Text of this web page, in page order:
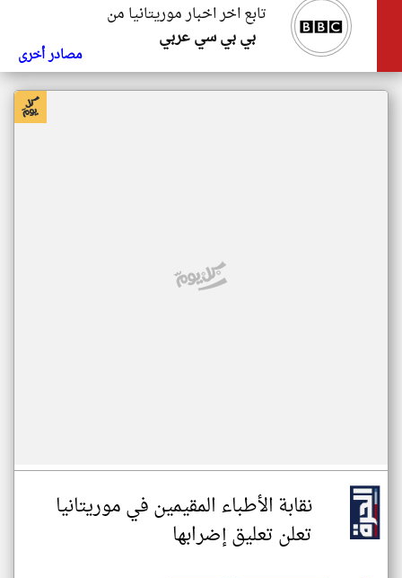
تابع اخر اخبار موريتانيا من
بي بي سي عربي
مصادر أخرى
نقابة الأطباء المقيمين في موريتانيا
تعلن تعليق إضرابها